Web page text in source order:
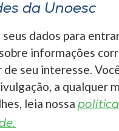
da Unoesc
seus dados para
informações
de seu interesse.
a qualquer
leia nossa